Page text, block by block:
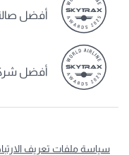
أفضل
أفضل
سياسة ملفات تعريف